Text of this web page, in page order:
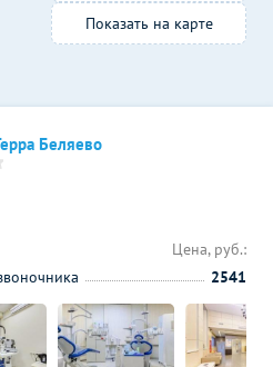
Показать на карте
Беляево
Цена, руб.:
2541